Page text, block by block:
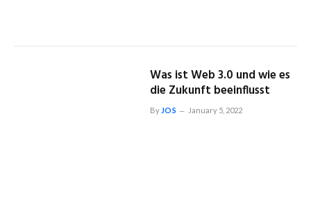
Was ist Web 3.0 und wie es
die Zukunft beeinflusst
By JOS January 5, 2022